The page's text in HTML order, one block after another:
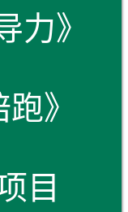
力》
》
目